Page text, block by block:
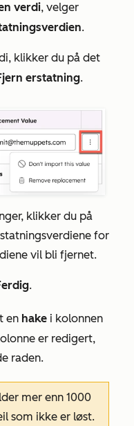
verdi, velger
.
klikker du på det
erstatning.
klikker du på
for
vil bli fjernet.
.
en hake i kolonnen
er redigert,
raden.
mer enn 1000
som ikke er løst.